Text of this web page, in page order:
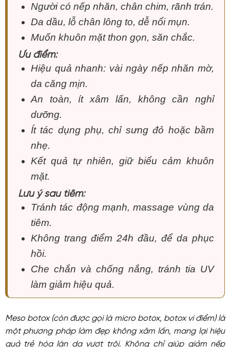
Người có nếp nhăn, chân chim, rãnh trán.
Da dầu, lỗ chân lông to, dễ nổi mụn.
Muốn khuôn mặt thon gọn, săn chắc.
Ưu điểm:
Hiệu quả nhanh: vài ngày nếp nhăn mờ,
da căng mịn.
An toàn, ít xâm lấn, không cần nghỉ
dưỡng.
Ít tác dụng phụ, chỉ sưng đỏ hoặc bầm
nhẹ.
Kết quả tự nhiên, giữ biểu cảm khuôn
mặt.
Lưu ý sau tiêm:
Tránh tác động mạnh, massage vùng da
tiêm.
Không trang điểm 24h đầu, để da phục
hồi.
Che chắn và chống nắng, tránh tia UV
làm giảm hiệu quả.
Meso botox (còn được gọi là micro botox, botox vi điểm) là
một phương pháp làm đẹp không xâm lấn, mang lại hiệu
quả trẻ hóa làn da vượt trội. Không chỉ giúp giảm nếp